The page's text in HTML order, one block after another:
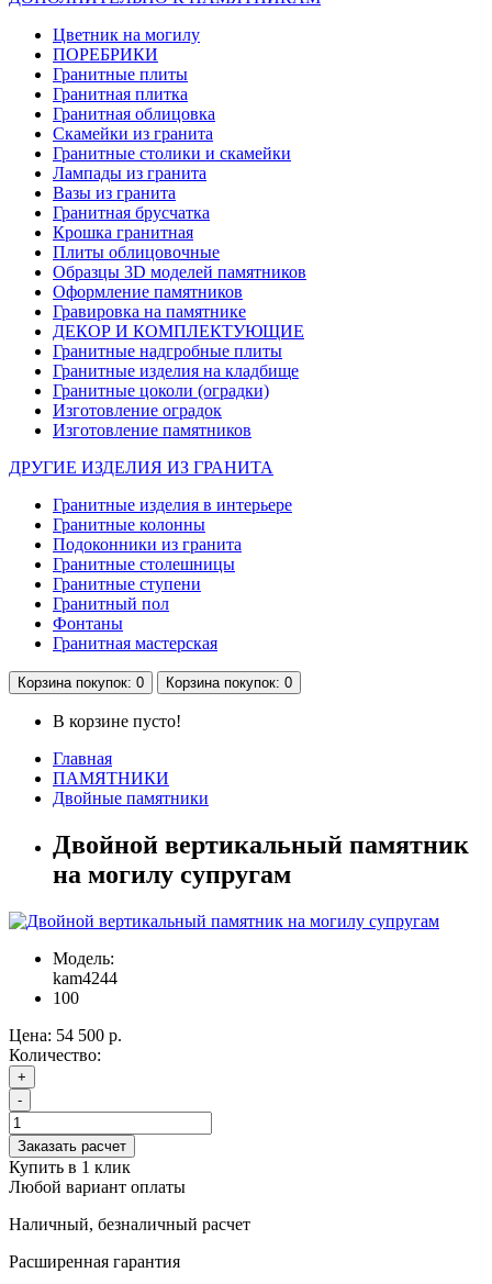
Цветник на могилу
ПОРЕБРИКИ
Гранитные плиты
Гранитная плитка
Гранитная облицовка
Скамейки из гранита
Гранитные столики и скамейки
Лампады из гранита
Вазы из гранита
Гранитная брусчатка
Крошка гранитная
Плиты облицовочные
Образцы 3D моделей памятников
Оформление памятников
Гравировка на памятнике
ДЕКОР И КОМПЛЕКТУЮЩИЕ
Гранитные надгробные плиты
Гранитные изделия на кладбище
Гранитные цоколи (оградки)
Изготовление оградок
Изготовление памятников
ДРУГИЕ ИЗДЕЛИЯ ИЗ ГРАНИТА
Гранитные изделия в интерьере
Гранитные колонны
Подоконники из гранита
Гранитные столешницы
Гранитные ступени
Гранитный пол
Фонтаны
Гранитная мастерская
Корзинапокупок: 0 Корзинапокупок: 0
В корзине пусто!
Главная
ПАМЯТНИКИ
Двойные памятники
Двойной вертикальный памятник
на могилу супругам
Модель:
kam4244
100
Цена: 54 500 р.
Количество:
+
-
Заказать расчет
Купить в 1 клик
Любой вариант оплаты
Наличный, безналичный расчет
Расширенная гарантия